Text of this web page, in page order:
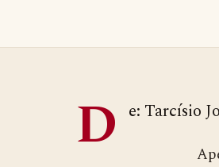
D e: Tarcísio
Apesar